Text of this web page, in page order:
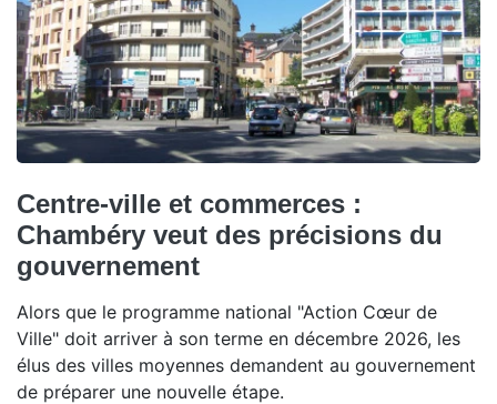
Centre-ville et commerces :
Chambéry veut des précisions du
gouvernement
Alors que le programme national "Action Cœur de
Ville" doit arriver à son terme en décembre 2026, les
élus des villes moyennes demandent au gouvernement
de préparer une nouvelle étape.